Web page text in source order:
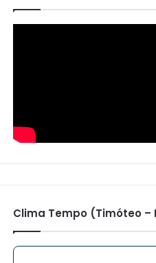
Clima Tempo (Timóteo –